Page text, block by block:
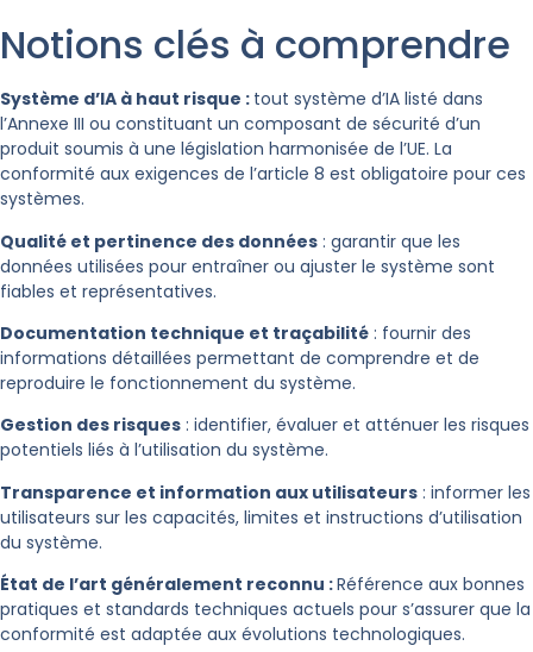
Notions clés à comprendre
Système d’IA à haut risque : tout système d’IA listé dans
l’Annexe III ou constituant un composant de sécurité d’un
produit soumis à une législation harmonisée de l’UE. La
conformité aux exigences de l’article 8 est obligatoire pour ces
systèmes.
Qualité et pertinence des données : garantir que les
données utilisées pour entraîner ou ajuster le système sont
fiables et représentatives.
Documentation technique et traçabilité : fournir des
informations détaillées permettant de comprendre et de
reproduire le fonctionnement du système.
Gestion des risques : identifier, évaluer et atténuer les risques
potentiels liés à l’utilisation du système.
Transparence et information aux utilisateurs : informer les
utilisateurs sur les capacités, limites et instructions d’utilisation
du système.
État de l’art généralement reconnu :Référence aux bonnes
pratiques et standards techniques actuels pour s’assurer que la
conformité est adaptée aux évolutions technologiques.